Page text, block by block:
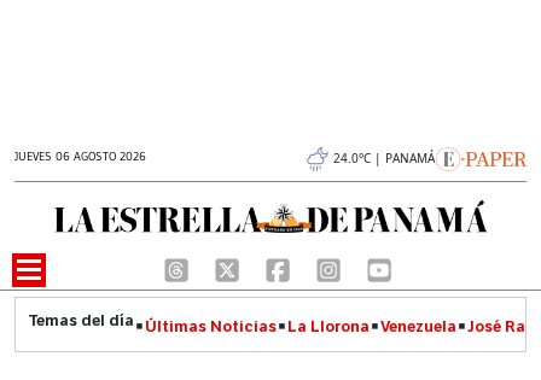
JUEVES 06 AGOSTO 2026 24.0°C | PANAMÁ
Últimas Noticias La Llorona Venezuela José